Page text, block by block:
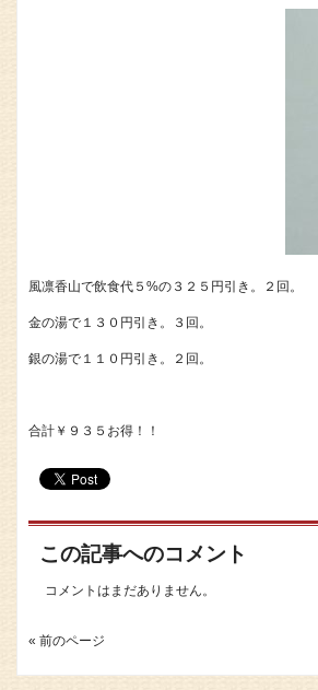
風凛香山で飲食代５%の３２５円引き。２回。
金の湯で１３０円引き。３回。
銀の湯で１１０円引き。２回。
合計￥９３５お得！！
この記事へのコメント
コメントはまだありません。
« 前のページ